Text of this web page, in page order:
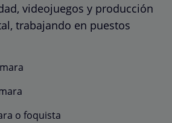
videojuegos y producción
trabajando en puestos
o foquista